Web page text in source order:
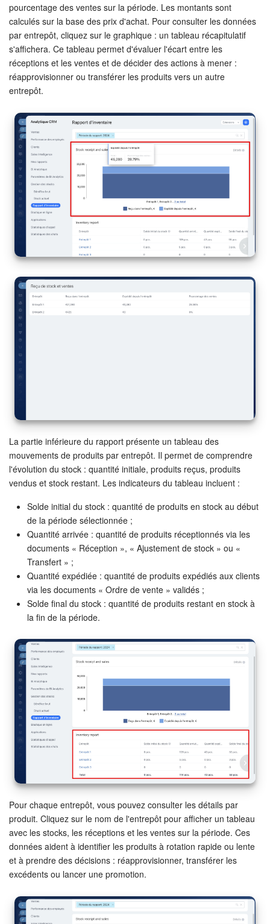
Processus d’entreprise
Espace des ventes
CRM + Boutique en ligne
Entreprise
Market (Applications)
Centre de contact
Paramètres
Widget de l'employé
Téléphonie
Réseau de succursales
COMPTE GRATUIT
CONNEXION
pourcentage des ventes sur la période. Les montants sont
calculés sur la base des prix d'achat. Pour consulter les données
par entrepôt, cliquez sur le graphique : un tableau récapitulatif
s'affichera. Ce tableau permet d'évaluer l'écart entre les
réceptions et les ventes et de décider des actions à mener :
réapprovisionner ou transférer les produits vers un autre
entrepôt.
La partie inférieure du rapport présente un tableau des
mouvements de produits par entrepôt. Il permet de comprendre
l'évolution du stock : quantité initiale, produits reçus, produits
vendus et stock restant. Les indicateurs du tableau incluent :
Solde initial du stock : quantité de produits en stock au début
de la période sélectionnée ;
Quantité arrivée : quantité de produits réceptionnés via les
documents « Réception », « Ajustement de stock » ou «
Transfert » ;
Quantité expédiée : quantité de produits expédiés aux clients
via les documents « Ordre de vente » validés ;
Solde final du stock : quantité de produits restant en stock à
la fin de la période.
Pour chaque entrepôt, vous pouvez consulter les détails par
produit. Cliquez sur le nom de l'entrepôt pour afficher un tableau
avec les stocks, les réceptions et les ventes sur la période. Ces
données aident à identifier les produits à rotation rapide ou lente
et à prendre des décisions : réapprovisionner, transférer les
excédents ou lancer une promotion.